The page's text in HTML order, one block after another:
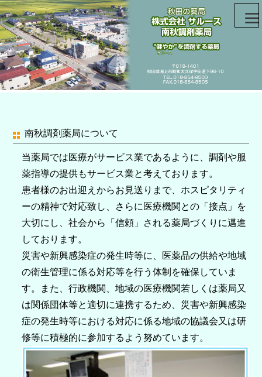
南秋調剤薬局について
当薬局では医療がサービス業であるように、調剤や服
薬指導の提供もサービス業と考えております。
患者様のお出迎えからお見送りまで、ホスピタリティ
ーの精神で対応致し、さらに医療機関との「接点」を
大切にし、社会から「信頼」される薬局づくりに邁進
しております。
災害や新興感染症の発生時等に、医薬品の供給や地域
の衛生管理に係る対応等を行う体制を確保していま
す。また、行政機関、地域の医療機関若しくは薬局又
は関係団体等と適切に連携するため、災害や新興感染
症の発生時等における対応に係る地域の協議会又は研
修等に積極的に参加するよう努めています。